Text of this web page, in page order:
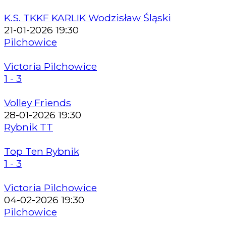
K.S. TKKF KARLIK Wodzisław Śląski
21-01-2026 19:30
Pilchowice
Victoria Pilchowice
1 - 3
Volley Friends
28-01-2026 19:30
Rybnik TT
Top Ten Rybnik
1 - 3
Victoria Pilchowice
04-02-2026 19:30
Pilchowice